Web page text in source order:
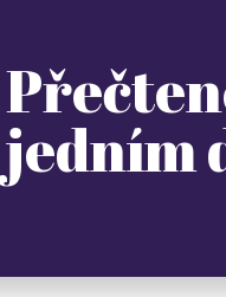
jedním